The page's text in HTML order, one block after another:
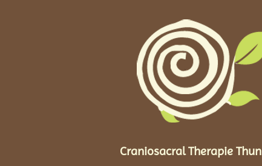
Craniosacral Therapie Thun